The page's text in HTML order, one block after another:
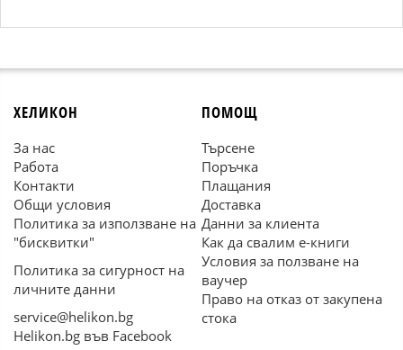
ХЕЛИКОН
За нас
Работа
Контакти
Общи условия
Политика за използване на
"бисквитки"
Политика за сигурност на
личните данни
service@helikon.bg
Helikon.bg във Facebook
ПОМОЩ
Търсене
Поръчка
Плащания
Доставка
Данни за клиента
Как да свалим е-книги
Условия за ползване на
ваучер
Право на отказ от закупена
стока